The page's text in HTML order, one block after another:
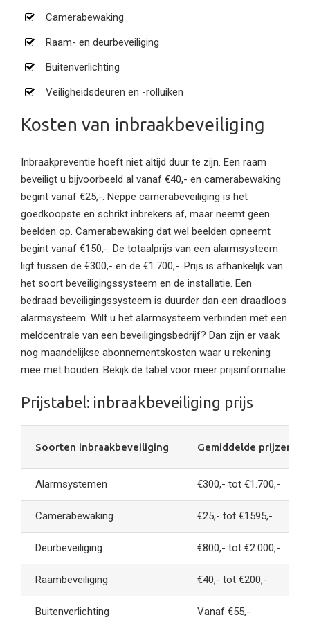
Camerabewaking
Raam- en deurbeveiliging
Buitenverlichting
Veiligheidsdeuren en -rolluiken
Kosten van inbraakbeveiliging
Inbraakpreventie hoeft niet altijd duur te zijn. Een raam
beveiligt u bijvoorbeeld al vanaf €40,- en camerabewaking
begint vanaf €25,-. Neppe camerabeveiliging is het
goedkoopste en schrikt inbrekers af, maar neemt geen
beelden op. Camerabewaking dat wel beelden opneemt
begint vanaf €150,-. De totaalprijs van een alarmsysteem
ligt tussen de €300,- en de €1.700,-. Prijs is afhankelijk van
het soort beveiligingssysteem en de installatie. Een
bedraad beveiligingssysteem is duurder dan een draadloos
alarmsysteem. Wilt u het alarmsysteem verbinden met een
meldcentrale van een beveiligingsbedrijf? Dan zijn er vaak
nog maandelijkse abonnementskosten waar u rekening
mee met houden. Bekijk de tabel voor meer prijsinformatie.
Prijstabel: inbraakbeveiliging prijs
Soorten inbraakbeveiliging Gemiddelde prijzen*
Alarmsystemen €300,- tot €1.700,-
Camerabewaking €25,- tot €1595,-
Deurbeveiliging €800,- tot €2.000,-
Raambeveiliging €40,- tot €200,-
Buitenverlichting Vanaf €55,-